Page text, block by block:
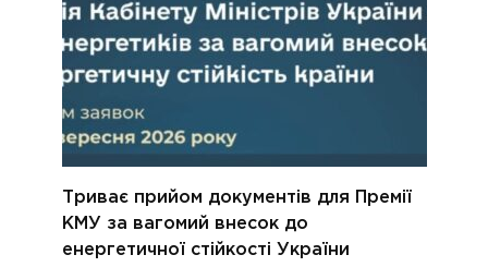
Триває прийом документів для Премії
КМУ за вагомий внесок до
енергетичної стійкості України